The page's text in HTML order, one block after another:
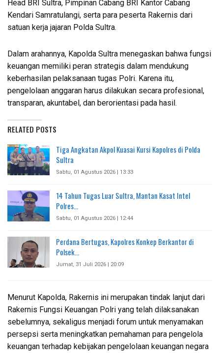
Head BRI Sultra, Pimpinan Cabang BRI Kantor Cabang
Kendari Samratulangi, serta para peserta Rakernis dari
satuan kerja jajaran Polda Sultra.
Dalam arahannya, Kapolda Sultra menegaskan bahwa fungsi
keuangan memiliki peran strategis dalam mendukung
keberhasilan pelaksanaan tugas Polri. Karena itu,
pengelolaan anggaran harus dilakukan secara profesional,
transparan, akuntabel, dan berorientasi pada hasil.
RELATED POSTS
Tiga Angkatan Akpol Kuasai Kursi Kapolres di Polda
Sultra
Sabtu, 01 Agustus 2026 | 13:33
14 Tahun Tugas Luar Sultra, Mantan Kasat Intel
Polres…
Sabtu, 01 Agustus 2026 | 12:44
Perdana Bertugas, Kapolres Konkep Berkantor di
Polsek…
Jumat, 31 Juli 2026 | 20:09
Menurut Kapolda, Rakernis ini merupakan tindak lanjut dari
Rakernis Fungsi Keuangan Polri yang telah dilaksanakan
sebelumnya, sekaligus menjadi forum untuk menyamakan
persepsi serta meningkatkan pemahaman para pengelola
keuangan terhadap kebijakan pengelolaan keuangan negara